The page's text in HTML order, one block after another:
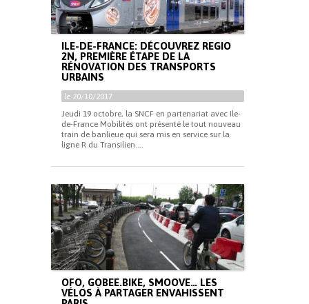
ILE-DE-FRANCE: DÉCOUVREZ REGIO
2N, PREMIÈRE ÉTAPE DE LA
RÉNOVATION DES TRANSPORTS
URBAINS
le 20/10/2017
Jeudi 19 octobre, la SNCF en partenariat avec Ile-
de-France Mobilités ont présenté le tout nouveau
train de banlieue qui sera mis en service sur la
ligne R du Transilien....
OFO, GOBEE.BIKE, SMOOVE… LES
VÉLOS À PARTAGER ENVAHISSENT